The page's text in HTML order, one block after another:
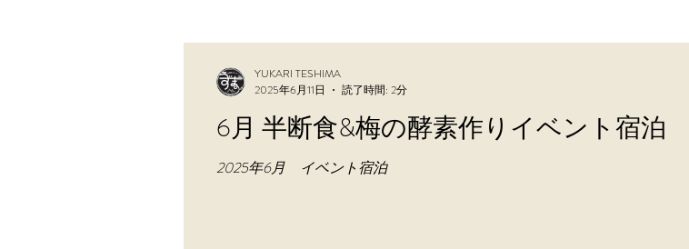
6月 半断食&梅の酵素作りイベント宿泊
2025年6月 イベント宿泊
YUKARI TESHIMA
2025年6月11日
読了時間: 2分